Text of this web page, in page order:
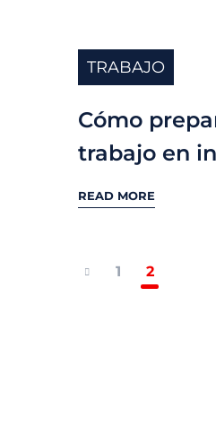
TRABAJO
Cómo
trabajo en
READ MORE
1 2